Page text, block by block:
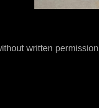
written